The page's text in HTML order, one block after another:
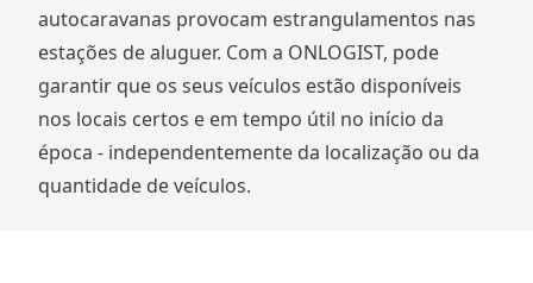
autocaravanas provocam estrangulamentos nas
estações de aluguer. Com a ONLOGIST, pode
garantir que os seus veículos estão disponíveis
nos locais certos e em tempo útil no início da
época - independentemente da localização ou da
quantidade de veículos.